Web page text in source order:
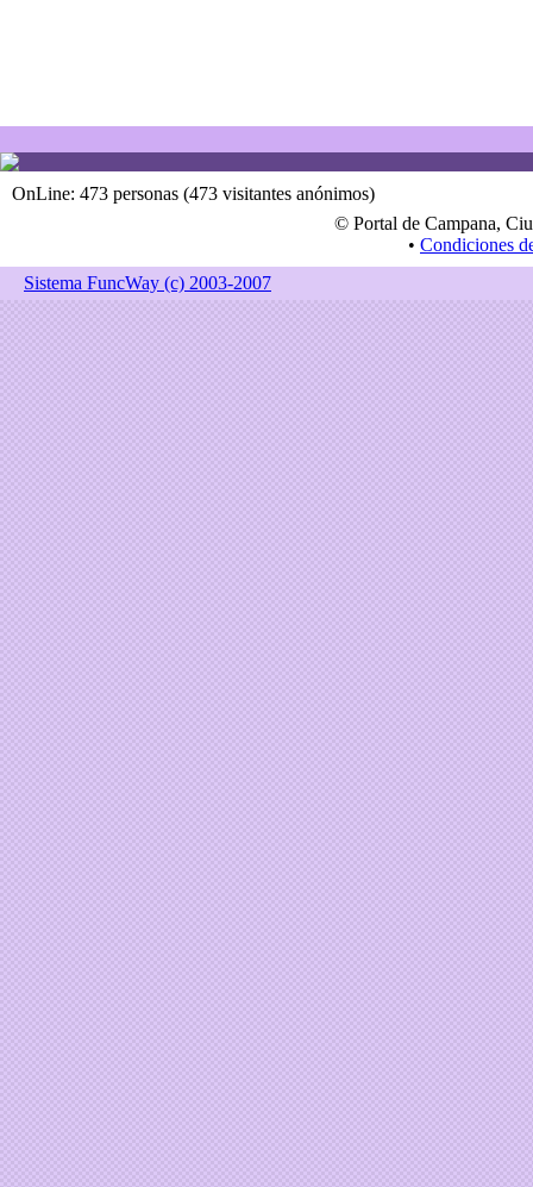
OnLine: 473 personas (473 visitantes anónimos)
© Portal de Campana,
• Condiciones
Sistema FuncWay (c) 2003-2007